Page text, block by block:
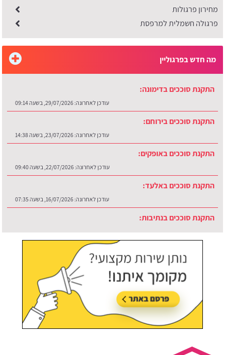
מחירון פרגולות
פרגולה חשמלית למרפסת
מה חדש בפרגוליין
התקנת סוככים בדימונה:
עודכן לאחרונה: 29/07/2026, בשעה 09:14
התקנת סוככים בירוחם:
עודכן לאחרונה: 23/07/2026, בשעה 14:38
התקנת סוככים באופקים:
עודכן לאחרונה: 22/07/2026, בשעה 09:40
התקנת סוככים באלעד:
עודכן לאחרונה: 16/07/2026, בשעה 07:35
התקנת סוככים בנתיבות:
עודכן לאחרונה:30/07/2026, בשעה 12:48